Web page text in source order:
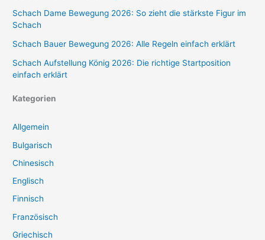
Schach Dame Bewegung 2026: So zieht die stärkste Figur im
Schach
Schach Bauer Bewegung 2026: Alle Regeln einfach erklärt
Schach Aufstellung König 2026: Die richtige Startposition
einfach erklärt
Kategorien
Allgemein
Bulgarisch
Chinesisch
Englisch
Finnisch
Französisch
Griechisch